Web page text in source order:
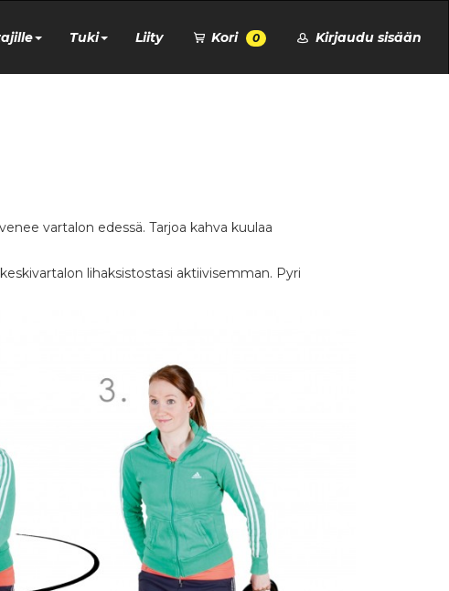
Tuki Liity Kori 0 Kirjaudu sisään
vartalon edessä. Tarjoa kahva kuulaa
lihaksistostasi aktiivisemman. Pyri